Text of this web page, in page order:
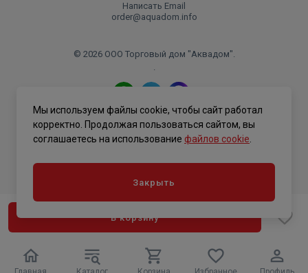
В корзину
Написать Email
order@aquadom.info
© 2026 ООО Торговый дом "Аквадом".
.
Политика конфиденциальности
Мы используем файлы cookie, чтобы сайт работал
корректно. Продолжая пользоваться сайтом, вы
соглашаетесь на использование файлов cookie
Закрыть